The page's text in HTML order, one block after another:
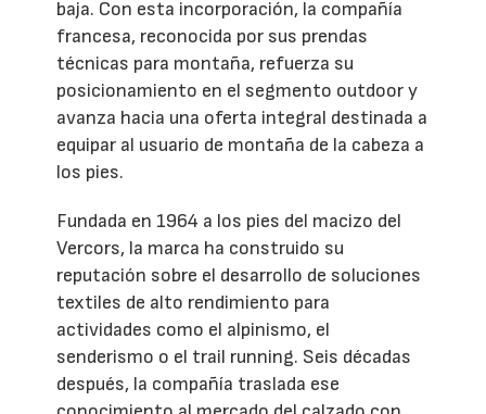
baja. Con esta incorporación, la compañía
francesa, reconocida por sus prendas
técnicas para montaña, refuerza su
posicionamiento en el segmento outdoor y
avanza hacia una oferta integral destinada a
equipar al usuario de montaña de la cabeza a
los pies.
Fundada en 1964 a los pies del macizo del
Vercors, la marca ha construido su
reputación sobre el desarrollo de soluciones
textiles de alto rendimiento para
actividades como el alpinismo, el
senderismo o el trail running. Seis décadas
después, la compañía traslada ese